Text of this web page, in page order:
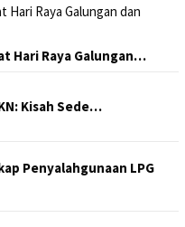
Hari Raya Galungan…
Kisah Sede…
Penyalahgunaan LPG